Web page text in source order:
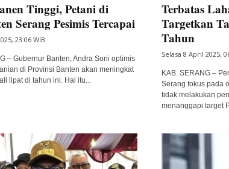
Tinggi, Petani di
Serang Pesimis Tercapai
23:06 WIB
– Gubernur Banten, Andra Soni optimis
di Provinsi Banten akan meningkat
lipat di tahun ini. Hal itu...
Terbatas
Targetkan
Tahun
Selasa 8 April 2025,
KAB. SERANG –
Serang fokus pada
tidak melakukan
menanggapi target